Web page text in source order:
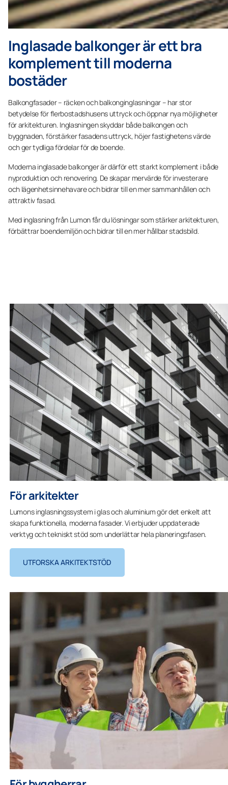
Inglasade balkonger är ett bra
komplement till moderna
bostäder
Balkongfasader – räcken och balkonginglasningar – har stor
betydelse för flerbostadshusens uttryck och öppnar nya möjligheter
för arkitekturen. Inglasningen skyddar både balkongen och
byggnaden, förstärker fasadens uttryck, höjer fastighetens värde
och ger tydliga fördelar för de boende.
Moderna inglasade balkonger är därför ett starkt komplement i både
nyproduktion och renovering. De skapar mervärde för investerare
och lägenhetsinnehavare och bidrar till en mer sammanhållen och
attraktiv fasad.
Med inglasning från Lumon får du lösningar som stärker arkitekturen,
förbättrar boendemiljön och bidrar till en mer hållbar stadsbild.
För arkitekter
Lumons inglasningssystem i glas och aluminium gör det enkelt att
skapa funktionella, moderna fasader. Vi erbjuder uppdaterade
verktyg och tekniskt stöd som underlättar hela planeringsfasen.
UTFORSKA ARKITEKTSTÖD